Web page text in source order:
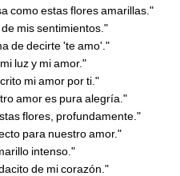
como estas flores amarillas."
mis sentimientos."
de decirte 'te amo'."
luz y mi amor."
mi amor por ti."
amor es pura alegría."
flores, profundamente."
para nuestro amor."
intenso."
de mi corazón."